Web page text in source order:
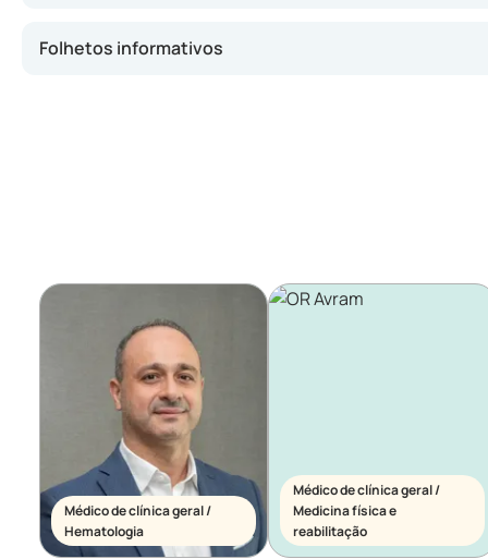
Folhetos informativos
Médico de clínica geral /
Hematologia
Médico de clínica geral /
Medicina física e
reabilitação